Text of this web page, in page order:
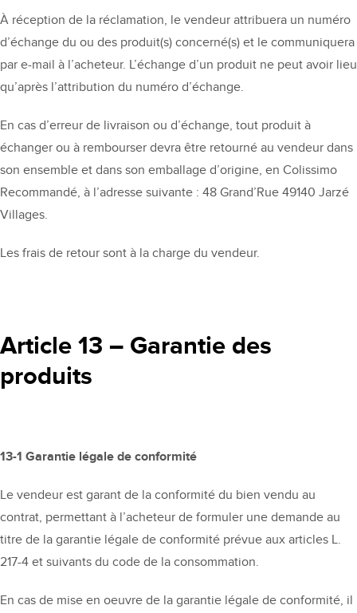
À réception de la réclamation, le vendeur attribuera un numéro
d’échange du ou des produit(s) concerné(s) et le communiquera
par e-mail à l’acheteur. L’échange d’un produit ne peut avoir lieu
qu’après l’attribution du numéro d’échange.
En cas d’erreur de livraison ou d’échange, tout produit à
échanger ou à rembourser devra être retourné au vendeur dans
son ensemble et dans son emballage d’origine, en Colissimo
Recommandé, à l’adresse suivante : 48 Grand’Rue 49140 Jarzé
Villages.
Les frais de retour sont à la charge du vendeur.
Article 13 – Garantie des
produits
13-1 Garantie légale de conformité
Le vendeur est garant de la conformité du bien vendu au
contrat, permettant à l’acheteur de formuler une demande au
titre de la garantie légale de conformité prévue aux articles L.
217-4 et suivants du code de la consommation.
En cas de mise en oeuvre de la garantie légale de conformité, il